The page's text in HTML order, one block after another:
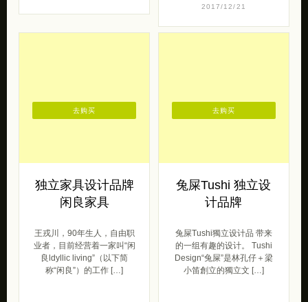
2017/12/21
独立家具设计品牌
闲良家具
王戎川，90年生人，自由职
业者，目前经营着一家叫“闲
良ldyllic living”（以下简
称“闲良”）的工作 […]
去购买
兔屎Tushi 独立设
计品牌
兔屎Tushi獨立设计品 带来
的一组有趣的设计。 Tushi
Design“兔屎”是林孔仔＋梁
小笛創立的獨立文 […]
去购买